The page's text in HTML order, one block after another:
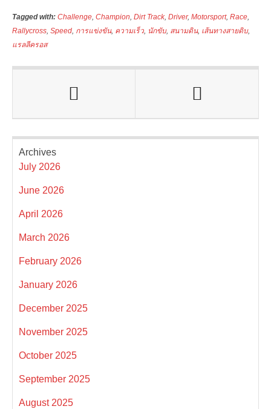
Tagged with: Challenge, Champion, Dirt Track, Driver, Motorsport, Race,
Rallycross, Speed, การแข่งขัน, ความเร็ว, นักขับ, สนามดิน, เส้นทางสายดิบ,
แรลลีครอส
Archives
July 2026
June 2026
April 2026
March 2026
February 2026
January 2026
December 2025
November 2025
October 2025
September 2025
August 2025